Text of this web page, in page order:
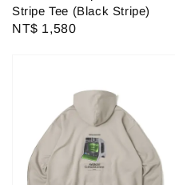
Stripe Tee (Black Stripe)
Regular
NT$ 1,580